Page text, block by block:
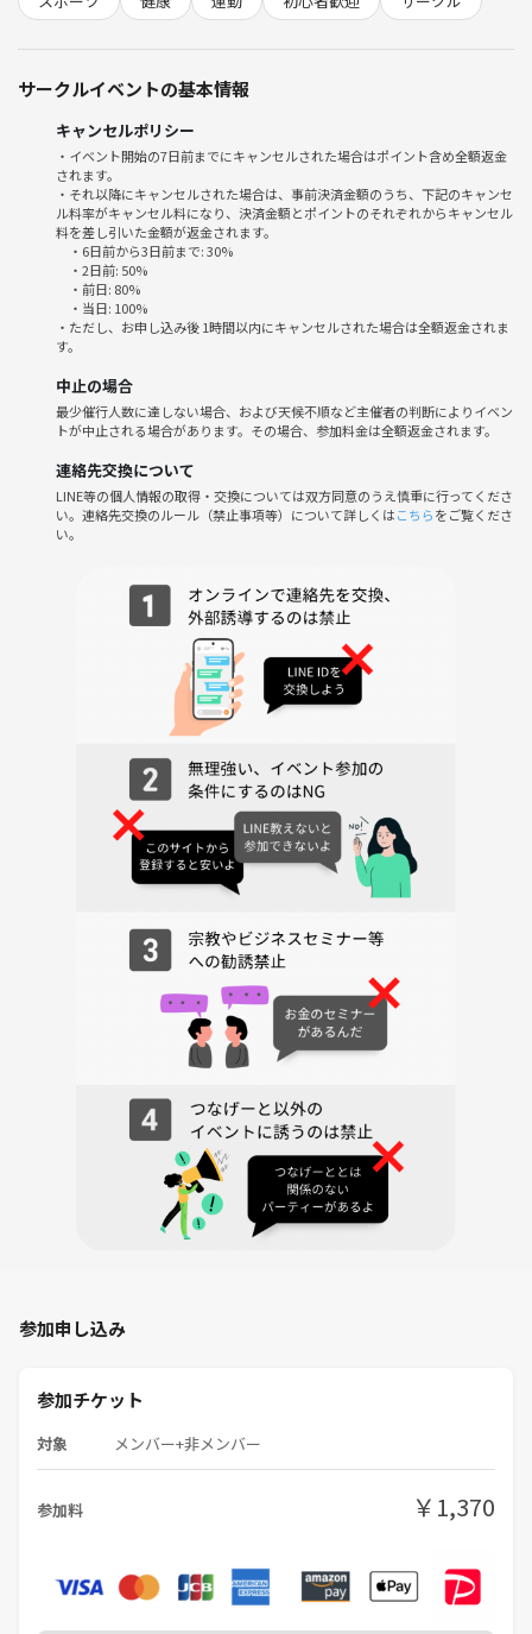
サークルイベントの基本情報
キャンセルポリシー
・イベント開始の7日前までにキャンセルされた場合はポイント含め全額返金
されます。
・それ以降にキャンセルされた場合は、事前決済金額のうち、下記のキャンセ
ル料率がキャンセル料になり、決済金額とポイントのそれぞれからキャンセル
料を差し引いた金額が返金されます。
・6日前から3日前まで: 30%
・2日前: 50%
・前日: 80%
・当日: 100%
・ただし、お申し込み後 1時間以内にキャンセルされた場合は全額返金されま
す。
中止の場合
最少催行人数に達しない場合、および天候不順など主催者の判断によりイベン
トが中止される場合があります。その場合、参加料金は全額返金されます。
連絡先交換について
LINE等の個人情報の取得・交換については双方同意のうえ慎重に行ってくださ
い。連絡先交換のルール（禁止事項等）について詳しくはこちらをご覧くださ
い。
参加申し込み
参加チケット
対象 メンバー+非メンバー
参加料 ￥1,370